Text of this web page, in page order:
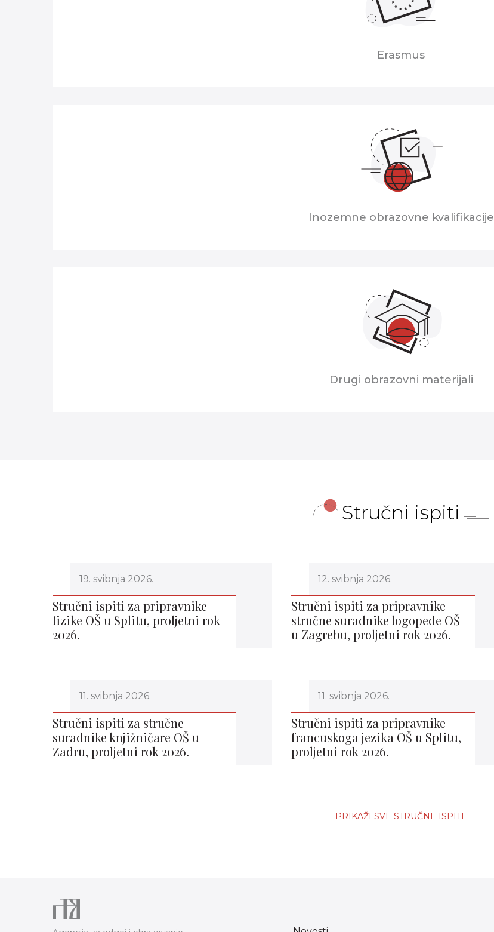
Erasmus
Inozemne obrazovne kvalifikacije
Drugi obrazovni materijali
Stručni ispiti
19. svibnja 2026.
Stručni ispiti za pripravnike
fizike OŠ u Splitu, proljetni rok
2026.
12. svibnja 2026.
Stručni ispiti za pripravnike
stručne suradnike logopede OŠ
u Zagrebu, proljetni rok 2026.
11. svibnja 2026.
Stručni ispiti za stručne
suradnike knjižničare OŠ u
Zadru, proljetni rok 2026.
11. svibnja 2026.
Stručni ispiti za pripravnike
francuskoga jezika OŠ u Splitu,
proljetni rok 2026.
PRIKAŽI SVE STRUČNE ISPITE